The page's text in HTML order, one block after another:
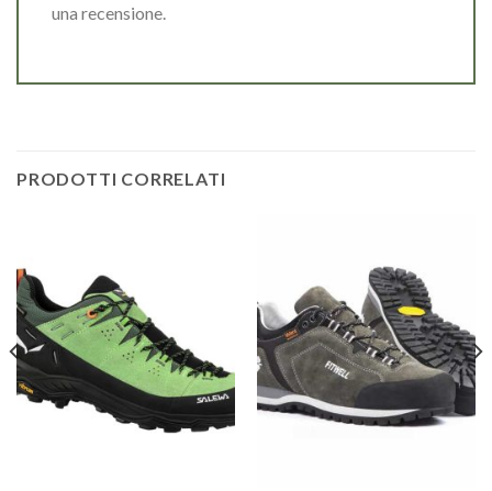
una recensione.
PRODOTTI CORRELATI